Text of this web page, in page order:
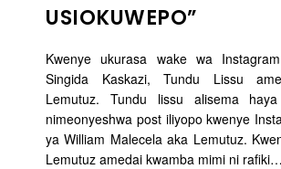
USIOKUWEPO”
Kwenye ukurasa wake wa
Singida Kaskazi, Tundu Lissu
Lemutuz. Tundu lissu alisema
nimeonyeshwa post iliyopo kwenye
ya William Malecela aka Lemutuz.
Lemutuz amedai kwamba mimi ni rafiki…